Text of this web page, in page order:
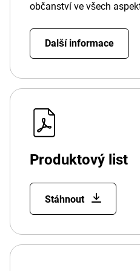
občanství ve všech
Další informace
Produktový list
Stáhnout